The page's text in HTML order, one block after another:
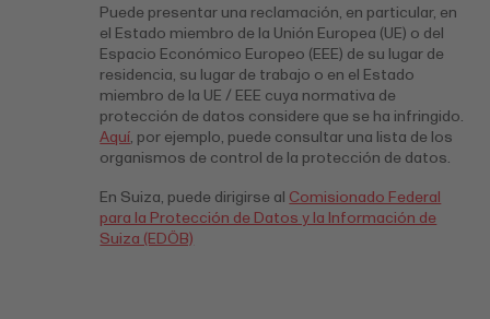
Puede presentar una reclamación, en particular, en
el Estado miembro de la Unión Europea (UE) o del
Espacio Económico Europeo (EEE) de su lugar de
residencia, su lugar de trabajo o en el Estado
miembro de la UE / EEE cuya normativa de
protección de datos considere que se ha infringido.
Aquí, por ejemplo, puede consultar una lista de los
organismos de control de la protección de datos.
En Suiza, puede dirigirse al Comisionado Federal
para la Protección de Datos y la Información de
Suiza (EDÖB)